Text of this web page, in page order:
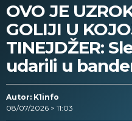
OVO JE
GOLIJI U
TINEJDŽER:
udarili u
Autor: K1info
08/07/2026 > 11:03